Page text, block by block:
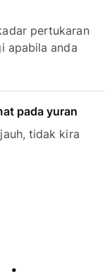
pertukaran
apabila anda
pada yuran
tidak kira